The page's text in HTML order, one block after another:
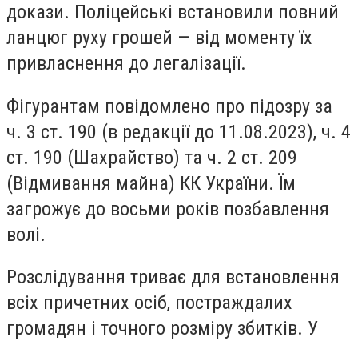
докази. Поліцейські встановили повний
ланцюг руху грошей — від моменту їх
привласнення до легалізації.
Фігурантам повідомлено про підозру за
ч. 3 ст. 190 (в редакції до 11.08.2023), ч. 4
ст. 190 (Шахрайство) та ч. 2 ст. 209
(Відмивання майна) КК України. Їм
загрожує до восьми років позбавлення
волі.
Розслідування триває для встановлення
всіх причетних осіб, постраждалих
громадян і точного розміру збитків. У